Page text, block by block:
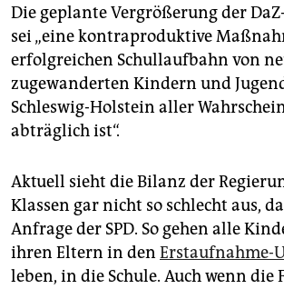
Die geplante Vergrößerung der
sei „eine kontraproduktive
erfolgreichen Schullaufbahn von
zugewanderten Kindern und
Schleswig-Holstein aller
abträglich ist“.
Aktuell sieht die Bilanz der
Klassen gar nicht so schlecht aus,
Anfrage der SPD. So gehen alle
ihren Eltern in den Erstaufnahme-
leben, in die Schule. Auch wenn die